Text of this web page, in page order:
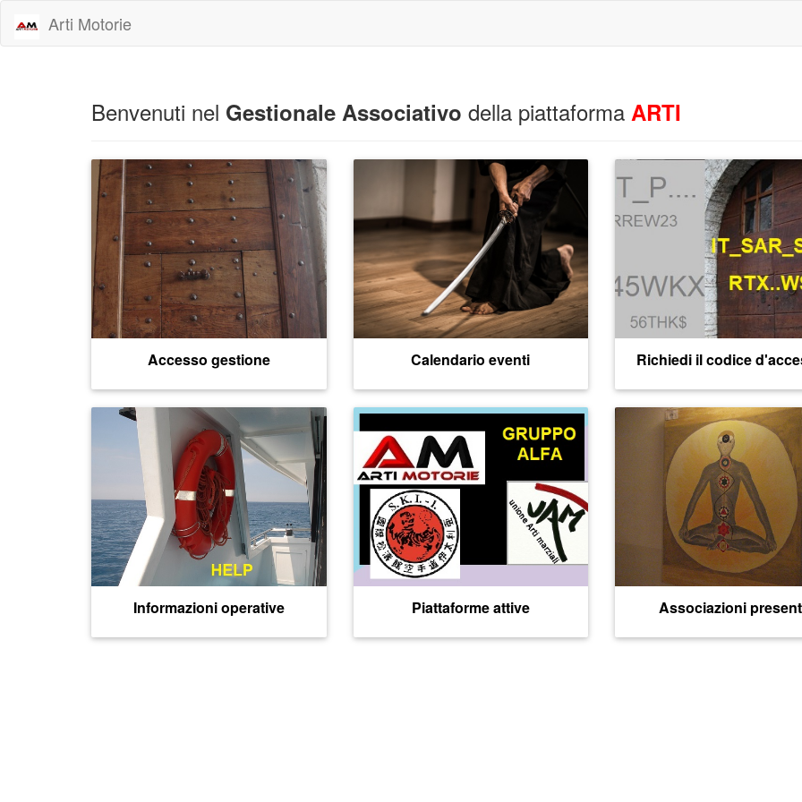
Arti Motorie
Benvenuti nel Gestionale Associativo della piattaforma ARTI
Accesso gestione Calendario eventi Richiedi il codice
Informazioni operative Piattaforme attive Associazioni